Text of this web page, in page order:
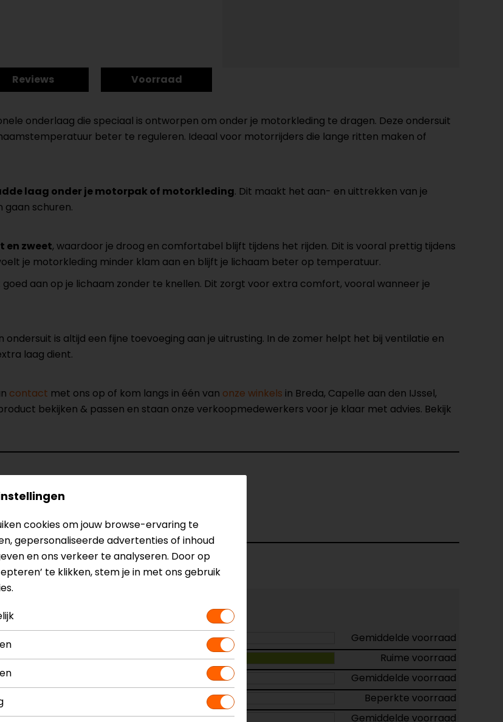
Reviews Voorraad
onderlaag die speciaal is ontworpen om onder je motorkleding te dragen. Deze ondersuit
beter te reguleren. Ideaal voor motorrijders die lange ritten maken of
laag onder je motorpak of motorkleding. Dit maakt het aan- en uittrekken van je
schuren.
en zweet, waardoor je droog en comfortabel blijft tijdens het rijden. Dit is vooral prettig tijdens
je motorkleding minder klam aan en blijft je lichaam beter op temperatuur.
aan op je lichaam zonder te knellen. Dit zorgt voor extra comfort, vooral wanneer je
is altijd een fijne toevoeging aan je uitrusting. In de zomer helpt het bij ventilatie en
laag dient.
contact met ons op of kom langs in één van onze winkels in Breda, Capelle aan den IJssel,
bekijken & passen en staan onze verkoopmedewerkers voor je klaar met advies. Bekijk
Kleur Zwart
Gemiddelde voorraad
Ruime voorraad
Gemiddelde voorraad
Beperkte voorraad
Gemiddelde voorraad
cookies om jouw browse-ervaring te
gepersonaliseerde advertenties of inhoud
en ons verkeer te analyseren. Door op
te klikken, stem je in met ons gebruik